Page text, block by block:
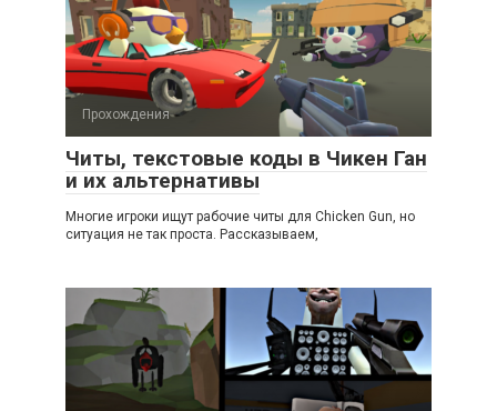
Прохождения
Читы, текстовые коды в Чикен Ган
и их альтернативы
Многие игроки ищут рабочие читы для Chicken Gun, но
ситуация не так проста. Рассказываем,